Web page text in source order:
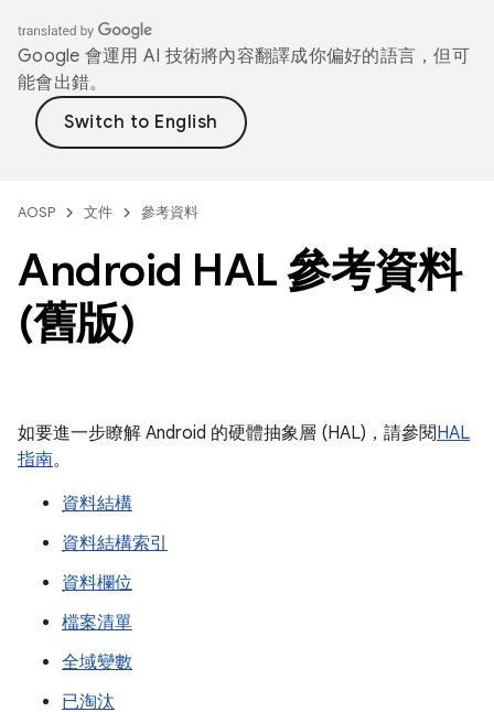
Google 會運用 AI 技術將內容翻譯成你偏好的語言，但可
能會出錯。
AOSP 文件 參考資料
Android HAL 參考資料
(舊版)
如要進一步瞭解 Android 的硬體抽象層 (HAL)，請參閱HAL
指南。
資料結構
資料結構索引
資料欄位
檔案清單
全域變數
已淘汰